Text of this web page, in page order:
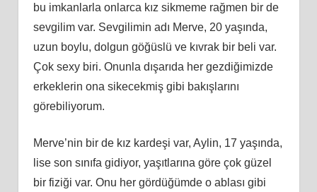
bu imkanlarla onlarca kız sikmeme rağmen bir de
sevgilim var. Sevgilimin adı Merve, 20 yaşında,
uzun boylu, dolgun göğüslü ve kıvrak bir beli var.
Çok sexy biri. Onunla dışarıda her gezdiğimizde
erkeklerin ona sikecekmiş gibi bakışlarını
görebiliyorum.
Merve’nin bir de kız kardeşi var, Aylin, 17 yaşında,
lise son sınıfa gidiyor, yaşıtlarına göre çok güzel
bir fiziği var. Onu her gördüğümde o ablası gibi